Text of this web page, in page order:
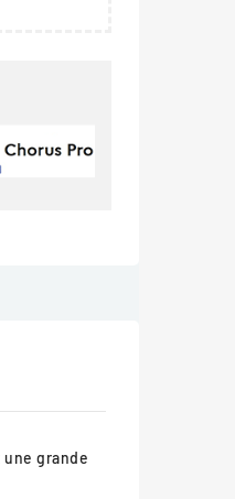
grande